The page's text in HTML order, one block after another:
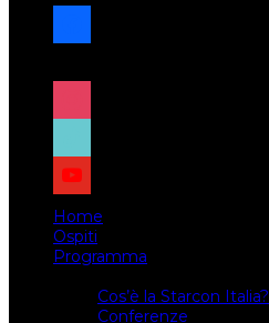
facebook
x
instagram
tiktok
youtube
Home
Ospiti
Programma
Cos’è la Starcon Italia?
Conferenze